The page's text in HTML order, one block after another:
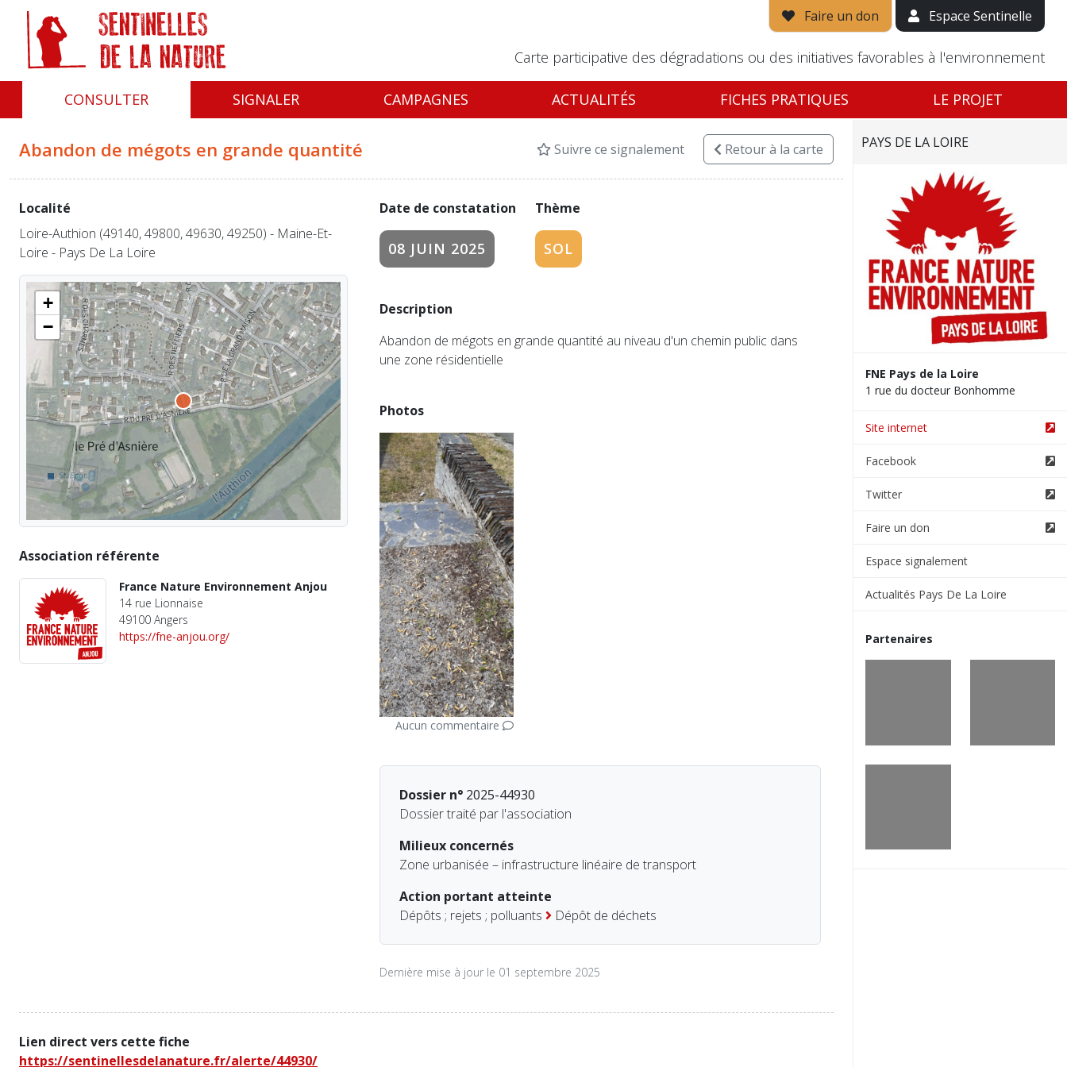
Faire un don Espace Sentinelle
Carte participative des dégradations ou des initiatives favorables à l'environnement
CONSULTER SIGNALER CAMPAGNES ACTUALITÉS FICHES PRATIQUES LE PROJET
Abandon de mégots en grande quantité Suivre ce signalement Retourà la carte
Date de constatation
08 JUIN 2025
Thème
SOL
Description
Abandon de mégots en grande quantité au niveau d'un chemin public dans
une zone résidentielle
Photos
Aucun commentaire
Dossier n°2025-44930
Dossier traité par l'association
Milieux concernés
Zone urbanisée – infrastructure linéaire de transport
Action portant atteinte
Dépôts ; rejets ; polluants
Dépôt de déchets
Dernière mise à jour le 01 septembre 2025
Localité
Loire-Authion (49140, 49800, 49630, 49250) - Maine-Et-
Loire - Pays De La Loire
+
−
Association référente
France Nature Environnement Anjou
14 rue Lionnaise
49100 Angers
https://fne-anjou.org/
Lien direct vers cette fiche
https://sentinellesdelanature.fr/alerte/44930/
PAYS DE LA LOIRE
FNE Pays de la Loire
1 rue du docteur Bonhomme
Site internet
Facebook
Twitter
Faire un don
Espace signalement
Actualités Pays De La Loire
Partenaires
Panneau de gestion des cookies